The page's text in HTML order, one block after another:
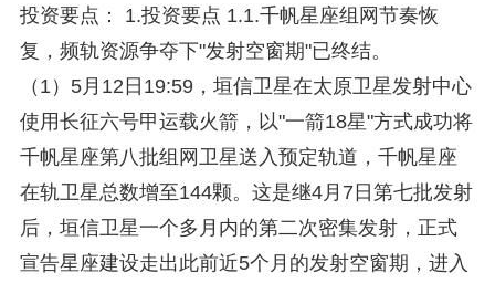
投资要点： 1.投资要点 1.1.千帆星座组网节奏恢
复，频轨资源争夺下"发射空窗期"已终结。
（1）5月12日19:59，垣信卫星在太原卫星发射中心
使用长征六号甲运载火箭，以"一箭18星"方式成功将
千帆星座第八批组网卫星送入预定轨道，千帆星座
在轨卫星总数增至144颗。这是继4月7日第七批发射
后，垣信卫星一个多月内的第二次密集发射，正式
宣告星座建设走出此前近5个月的发射空窗期，进入